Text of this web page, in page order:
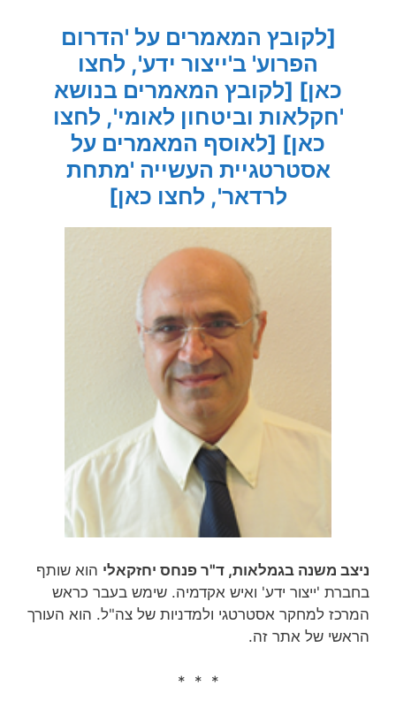
[לקובץ המאמרים על 'הדרום
הפרוע' ב'ייצור ידע', לחצו
כאן] [לקובץ המאמרים בנושא
'חקלאות וביטחון לאומי', לחצו
כאן] [לאוסף המאמרים על
אסטרטגיית העשייה 'מתחת
לרדאר', לחצו כאן]
ניצב משנה בגמלאות, ד"ר פנחס יחזקאלי הוא שותף
בחברת 'ייצור ידע' ואיש אקדמיה. שימש בעבר כראש
המרכז למחקר אסטרטגי ולמדניות של צה"ל. הוא העורך
הראשי של אתר זה.
* * *